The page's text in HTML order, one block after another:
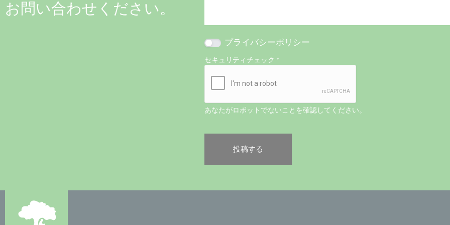
お問い合わせください。
プライバシーポリシー
セキュリティチェック*
あなたがロボットでないことを確認してください。